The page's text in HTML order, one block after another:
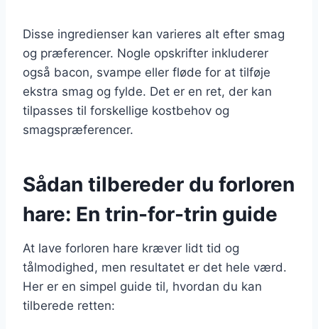
Disse ingredienser kan varieres alt efter smag
og præferencer. Nogle opskrifter inkluderer
også bacon, svampe eller fløde for at tilføje
ekstra smag og fylde. Det er en ret, der kan
tilpasses til forskellige kostbehov og
smagspræferencer.
Sådan tilbereder du forloren
hare: En trin-for-trin guide
At lave forloren hare kræver lidt tid og
tålmodighed, men resultatet er det hele værd.
Her er en simpel guide til, hvordan du kan
tilberede retten: